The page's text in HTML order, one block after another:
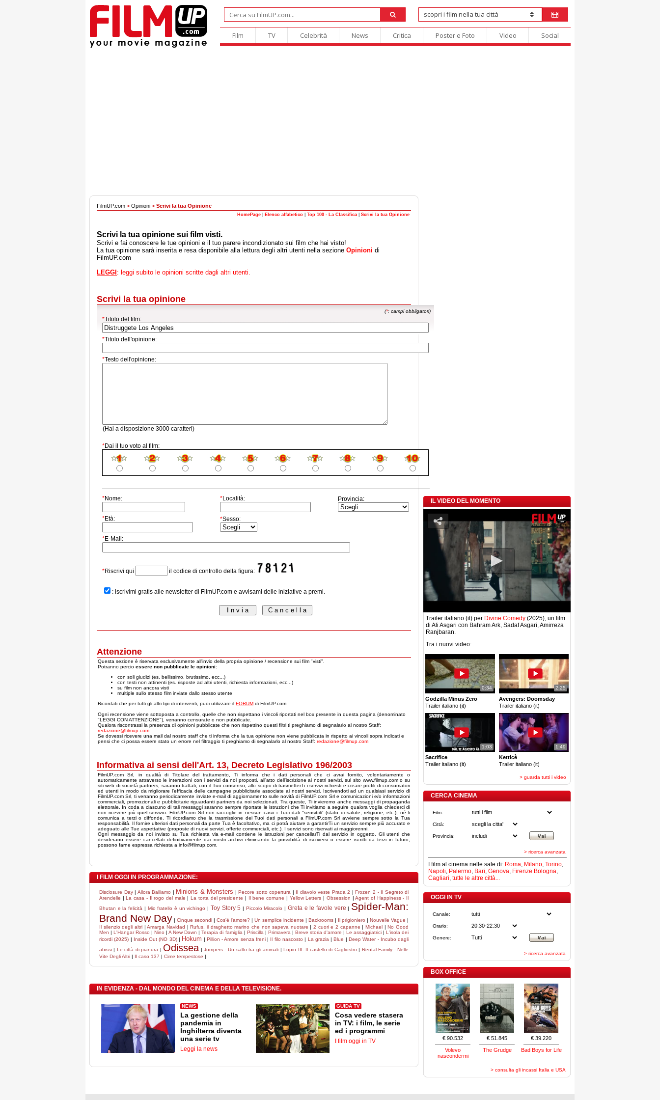
Film TV Celebrità News Critica Poster e Foto Video Social
FilmUP.com > Opinioni > Scrivi la tua Opinione
HomePage Elenco alfabetico Top 100 - La Classifica Scrivi la tua Opinione
Scrivi la tua opinione sui film visti.
Scrivi e fai conoscere le tue opinioni e il tuo parere incondizionato sui film che hai visto!
La tua opinione sarà inserita e resa disponibile alla lettura degli altri utenti nella sezione Opinioni di
FilmUP.com
LEGGI : leggi subito le opinioni scritte dagli altri utenti.
Scrivi la tua opinione
(*: campi obbligatori)
*Titolo del film:
*Titolo dell'opinione:
*Testo dell'opinione:
(Hai a disposizione 3000 caratteri)
*Dai il tuo voto al film:
*Nome: *Località: Provincia:
*Età: *Sesso:
*E-Mail:
*Riscrivi qui il codice di controllo della figura:
: iscrivimi gratis alle newsletter di FilmUP.com e avvisami delle iniziative a premi.
Attenzione
Questa sezione è riservata esclusivamente all'invio della propria opinione / recensione sui film "visti".
Potranno percio essere non pubblicate le opinioni:
con soli giudizi (es. bellissimo, brutissimo, ecc...)
con testi non attinenti (es. risposte ad altri utenti, richiesta informazioni, ecc...)
su film non ancora visti
multiple sullo stesso film inviate dallo stesso utente
Ricordati che per tutti gli altri tipi di interventi, puoi utilizzare il FORUM di FilmUP.com
Ogni recensione viene sottoposta a controllo, quelle che non rispettano i vincoli riportati nel box presente in questa pagina (denominato
"LEGGI CON ATTENZIONE"), verranno censurate o non pubblicate.
Qualora riscontrassi la presenza di opinioni pubblicate che non rispettino questi filtri ti preghiamo di segnalarlo al nostro Staff:
redazione@filmup.com
Se dovessi ricevere una mail dal nostro staff che ti informa che la tua opinione non viene pubblicata in rispetto ai vincoli sopra indicati e
pensi che ci possa essere stato un errore nel filtraggio ti preghiamo di segnalarlo al nostro Staff: redazione@filmup.com
Informativa ai sensi dell'Art. 13, Decreto Legislativo 196/2003
FilmUP.com Srl, in qualità di Titolare del trattamento, Ti informa che i dati personali che ci avrai fornito, volontariamente o
automaticamente attraverso le interazioni con i servizi da noi proposti, all'atto dell'iscrizione ai nostri servizi, sul sito www.filmup.com o su
siti web di società partners, saranno trattati, con il Tuo consenso, allo scopo di trasmetterTi i servizi richiesti e creare profili di consumatori
ed utenti in modo da migliorare l'efficacia delle campagne pubblicitarie associate ai nostri servizi. Iscrivendoti ad un qualsiasi servizio di
FilmUP.com Srl, ti verranno periodicamente inviate e-mail di aggiornamento sulle novità di FilmUP.com Srl e comunicazioni e/o informazioni
commerciali, promozionali e pubblicitarie riguardanti partners da noi selezionati. Tra queste, Ti invieremo anche messaggi di propaganda
elettorale. In coda a ciascuno di tali messaggi saranno sempre riportate le istruzioni che Ti invitiamo a seguire qualora voglia chiederci di
non ricevere più quel servizio. FilmUP.com Srl non raccoglie in nessun caso i Tuoi dati "sensibili" (stato di salute, religione, etc.), né li
comunica a terzi o diffonde. Ti ricordiamo che la trasmissione dei Tuoi dati personali a FilmUP.com Srl avviene sempre sotto la Tua
responsabilità. Il fornire ulteriori dati personali da parte Tua è facoltativo, ma ci potrà aiutare a garantirTi un servizio sempre più accurato e
adeguato alle Tue aspettative (proposte di nuovi servizi, offerte commerciali, etc.). I servizi sono riservati ai maggiorenni.
Ogni messaggio da noi inviato su Tua richiesta via e-mail contiene le istruzioni per cancellarTi dal servizio in oggetto. Gli utenti che
desiderano essere cancellati definitivamente dai nostri archivi eliminando la possibilità di iscriversi o essere iscritti da terzi in futuro,
possono farne espressa richiesta a info@filmup.com.
I FILM OGGI IN PROGRAMMAZIONE:
Disclosure Day| Allora Balliamo | Minions & Monsters |Pecore sotto copertura | Il diavolo veste Prada 2 |Frozen 2 - Il Segreto di
Arendelle |La casa - Il rogo del male |La torta del presidente | Il bene comune | Yellow Letters | Obsession |Agent of Happiness - Il
Bhutan e la felicità | Mio fratello è un vichingo | Toy Story 5 | Piccolo Miracolo | Greta e le favole vere | Spider-Man:
Brand New Day | Cinque secondi | Cos'è l'amore? | Un semplice incidente | Backrooms | Il prigioniero | Nouvelle Vague |
Il silenzio degli altri|Amarga Navidad |Rufus, il draghetto marino che non sapeva nuotare |2 cuori e 2 capanne |Michael |No Good
Men |L'Hangar Rosso |Nino |A New Dawn |Terapia di famiglia | Priscilla | Primavera | Breve storia d'amore | Le assaggiatrici|L'isola dei
ricordi (2025) | Inside Out (NO 3D)| Hokum | Pillion - Amore senza freni| Il filo nascosto | La grazia |Blue | Deep Water - Incubo dagli
abissi | Le città di pianura | Odissea |Jumpers - Un salto tra gli animali |Lupin III: Il castello di Cagliostro | Rental Family - Nelle
Vite Degli Altri | Il caso 137 | Cime tempestose |
IN EVIDENZA - DAL MONDO DEL CINEMA E DELLA TELEVISIONE.
NEWS
La gestione della
pandemia in
Inghilterra diventa
una serie tv
Leggi la news
GUIDA TV
Cosa vedere stasera
in TV: i film, le serie
ed i programmi
I film oggi in TV
IL VIDEO DEL MOMENTO
Trailer italiano (it) per Divine Comedy (2025), un film
di Ali Asgari con Bahram Ark, Sadaf Asgari, Amirreza
Ranjbaran.
Tra i nuovi video:
0:34
Godzilla Minus Zero
Trailer italiano (it)
2:25
Avengers: Doomsday
Trailer italiano (it)
1:03
Sacrifice
Trailer italiano (it)
1:49
Ketticè
Trailer italiano (it)
> guarda tutti i video
CERCA CINEMA
Film:
Città:
Provincia:
> ricerca avanzata
I film al cinema nelle sale di: Roma, Milano, Torino,
Napoli, Palermo, Bari, Genova, Firenze Bologna,
Cagliari, tutte le altre città...
OGGI IN TV
Canale:
Orario:
Genere:
> ricerca avanzata
BOX OFFICE
€ 90.532
Volevo
nascondermi
€ 51.845
The Grudge
€ 39.220
Bad Boys for Life
> consulta gli incassi Italia e USA